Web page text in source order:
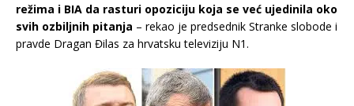
režima i BIA da rasturi opoziciju koja se već ujedinila oko
svih ozbiljnih pitanja – rekao je predsednik Stranke slobode i
pravde Dragan Đilas za hrvatsku televiziju N1.